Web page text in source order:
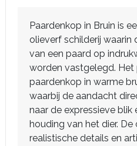
Paardenkop in Bruin is
olieverf schilderij waarin
van een paard op
worden vastgelegd.
paardenkop in warme
waarbij de aandacht
naar de expressieve blik
houding van het dier.
realistische details en